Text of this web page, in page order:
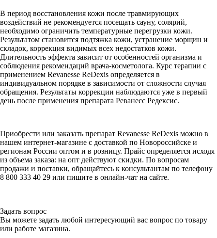
В период восстановления кожи после травмирующих
воздействий не рекомендуется посещать сауну, солярий,
необходимо ограничить температурные перегрузки кожи.
Результатом становится подтяжка кожи, устранение морщин и
складок, коррекция видимых всех недостатков кожи.
Длительность эффекта зависит от особенностей организма и
соблюдения рекомендаций врача-косметолога. Курс терапии с
применением Revanesse ReDexis определяется в
индивидуальном порядке в зависимости от сложности случая
обращения. Результаты коррекции наблюдаются уже в первый
день после применения препарата Реванесс Редексис.
Приобрести или заказать препарат Revanesse ReDexis можно в
нашем интернет-магазине с доставкой по Новороссийске и
регионам России оптом и в розницу. Прайс определяется исходя
из объема заказа: на опт действуют скидки. По вопросам
продажи и поставки, обращайтесь к консультантам по телефону
8 800 333 40 29 или пишите в онлайн-чат на сайте.
Задать вопрос
Вы можете задать любой интересующий вас вопрос по товару
или работе магазина.